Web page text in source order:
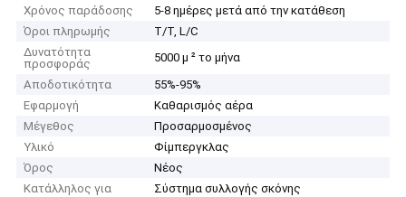
Χρόνος παράδοσης
5-8 ημέρες μετά από την κατάθεση
Όροι πληρωμής
T/T, L/C
Δυνατότητα
προσφοράς
5000 μ ² το μήνα
Αποδοτικότητα
55%-95%
Εφαρμογή
Καθαρισμός αέρα
Μέγεθος
Προσαρμοσμένος
Υλικό
Φίμπεργκλας
Όρος
Νέος
Κατάλληλος για
Σύστημα συλλογής σκόνης